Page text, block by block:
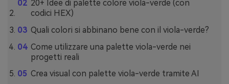
20+ Idee di palette colore viola-verde (con
codici HEX)
Quali colori si abbinano bene con il viola-verde?
Come utilizzare una palette viola-verde nei
progetti reali
Crea visual con palette viola-verde tramite AI